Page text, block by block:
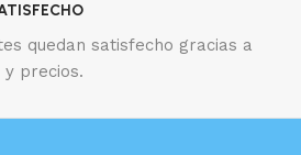
quedan satisfecho gracias a
y precios.